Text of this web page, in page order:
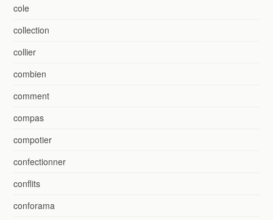
cole
collection
collier
combien
comment
compas
compotier
confectionner
conflits
conforama